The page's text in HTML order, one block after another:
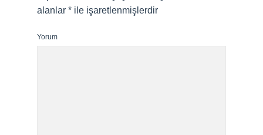
alanlar * ile işaretlenmişlerdir
Yorum